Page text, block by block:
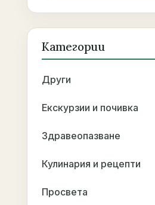
Категории
Други
Екскурзии и почивка
Здравеопазване
Кулинария и рецепти
Просвета